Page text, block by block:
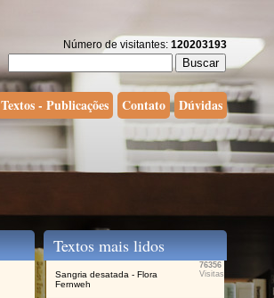
Número de visitantes: 120203193
Textos - Publicações Contato Dúvidas
Textos mais lidos
Sangria desatada - Flora
Fernweh
76356
Visitas